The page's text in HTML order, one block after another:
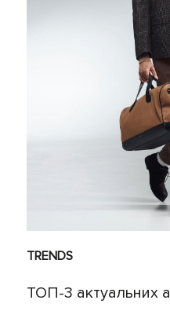
TRENDS
ТОП-3 актуальних